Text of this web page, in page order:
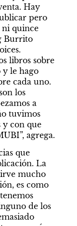
Hay
pero
ni quince
Burrito
libros sobre
y le hago
cada uno.
los
a
tuvimos
y con que
agrega.
que
La
mucho
es como
de los